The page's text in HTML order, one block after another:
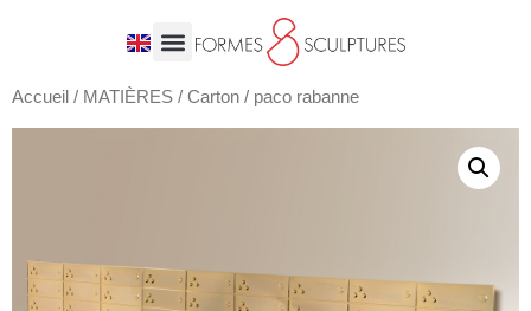
Accueil / MATIÈRES / Carton / paco rabanne